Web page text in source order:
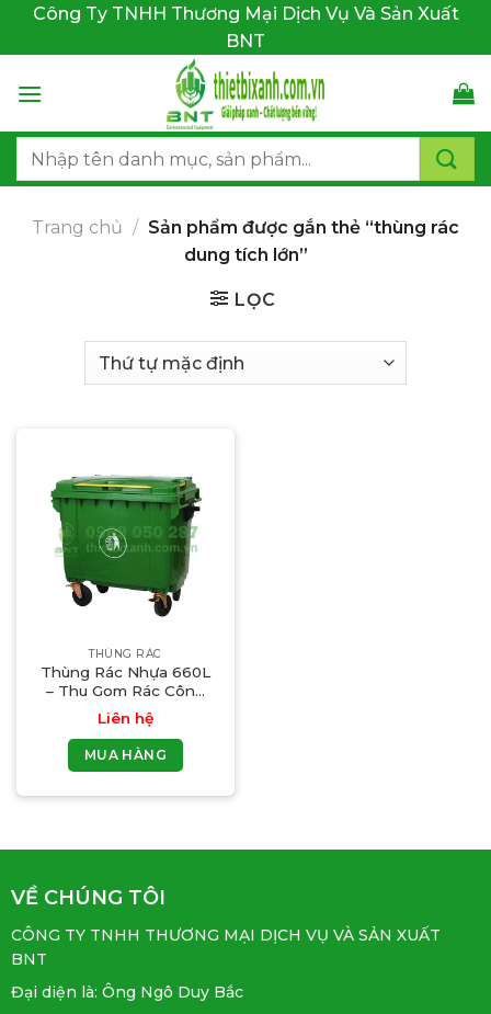
dung
Công Ty TNHH Thương Mại Dịch Vụ Và Sản Xuất
BNT
Tìm
Trang chủ / Sản phẩm được gắn thẻ “thùng rác
dung tích lớn”
LỌC
THÙNG RÁC
Thùng Rác Nhựa 660L
– Thu Gom Rác Công
Suất Lớn
Liên hệ
MUA HÀNG
VỀ CHÚNG TÔI
CÔNG TY TNHH THƯƠNG MẠI DỊCH VỤ VÀ SẢN XUẤT
BNT
Đại diện là: Ông Ngô Duy Bắc